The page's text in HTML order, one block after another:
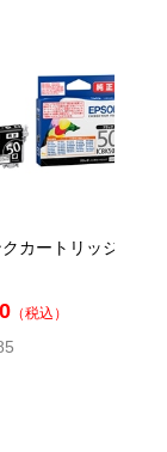
入れる
カートリッジ エプ
（税込）